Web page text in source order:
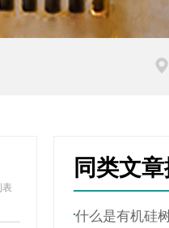
表
同类文
什么是有机硅